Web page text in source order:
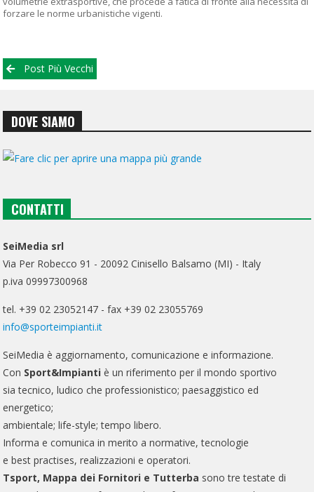
forzare le norme urbanistiche vigenti.
Posts
navigation
Post Più Vecchi
DOVE SIAMO
CONTATTI
SeiMedia srl
Via Per Robecco 91 - 20092 Cinisello Balsamo (MI) - Italy
p.iva 09997300968
tel. +39 02 23052147 - fax +39 02 23055769
info@sporteimpianti.it
SeiMedia è aggiornamento, comunicazione e informazione.
Con Sport&Impianti è un riferimento per il mondo sportivo
sia tecnico, ludico che professionistico; paesaggistico ed
energetico;
ambientale; life-style; tempo libero.
Informa e comunica in merito a normative, tecnologie
e best practises, realizzazioni e operatori.
Tsport, Mappa dei Fornitori e Tutterba sono tre testate di